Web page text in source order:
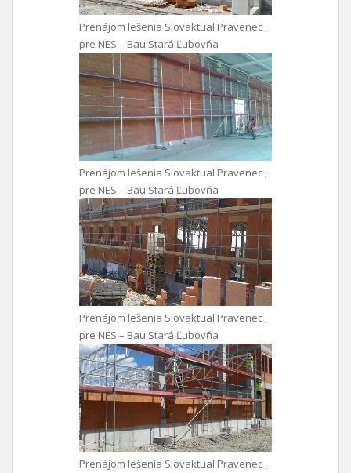
Prenájom lešenia Slovaktual Pravenec ,
pre NES – Bau Stará Ľubovňa
Prenájom lešenia Slovaktual Pravenec ,
pre NES – Bau Stará Ľubovňa
Prenájom lešenia Slovaktual Pravenec ,
pre NES – Bau Stará Ľubovňa
Prenájom lešenia Slovaktual Pravenec ,